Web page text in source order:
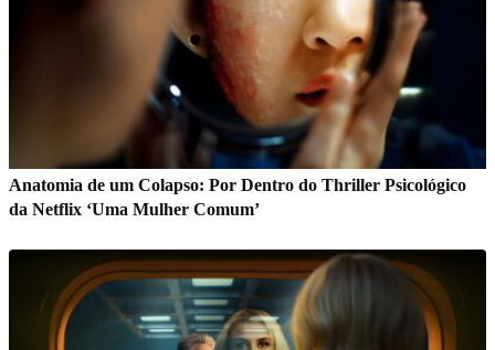
Anatomia de um Colapso: Por Dentro do Thriller Psicológico
da Netflix ‘Uma Mulher Comum’